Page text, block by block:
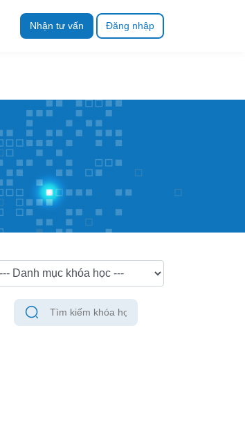
Nhận tư vấn Đăng nhập